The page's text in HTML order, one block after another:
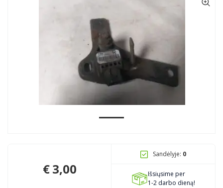
Prisijungti prie paskyros
Pagojo k., Uosių g. 124, Kelmės raj.
€3,00
Sandėlyje: 0
Išsiųsime per
1-2 darbo dieną!